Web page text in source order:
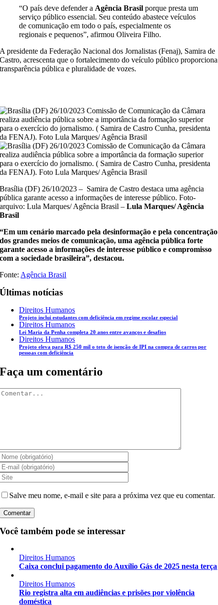
“O país deve defender a Agência Brasil porque presta um
serviço público essencial. Seu conteúdo abastece veículos
de comunicação em todo o país, especialmente os
regionais e pequenos”, afirmou Oliveira Filho.
A presidente da Federação Nacional dos Jornalistas (Fenaj), Samira de
Castro, acrescenta que o fortalecimento do veículo público proporciona
transparência pública e pluralidade de vozes.
Brasília (DF) 26/10/2023 – Samira de Castro destaca uma agência
pública garante acesso a informações de interesse público. Foto-
arquivo: Lula Marques/ Agência Brasil –Lula Marques/ Agência
Brasil
“Em um cenário marcado pela desinformação e pela concentração
dos grandes meios de comunicação, uma agência pública forte
garante acesso a informações de interesse público e compromisso
com a sociedade brasileira”, destacou.
Fonte: Agência Brasil
Últimas notícias
Direitos Humanos
Projeto inclui estudantes com deficiência em regime escolar especial
Direitos Humanos
Lei Maria da Penha completa 20 anos entre avanços e desafios
Direitos Humanos
Projeto eleva para R$ 250 mil o teto de isenção de IPI na compra de carros por
pessoas com deficiência
Faça um comentário
Salve meu nome, e-mail e site para a próxima vez que eu comentar.
Você também pode se interessar
Direitos Humanos
Caixa conclui pagamento do Auxílio Gás de 2025 nesta terça
Direitos Humanos
Rio registra alta em audiências e prisões por violência
doméstica